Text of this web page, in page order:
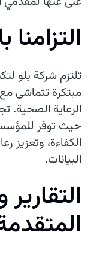
التزامنا
تلتزم شركة بلو
مبتكرة تتماشى
الرعاية الصحية.
حيث توفر
الكفاءة، وتعزيز
البيانات.